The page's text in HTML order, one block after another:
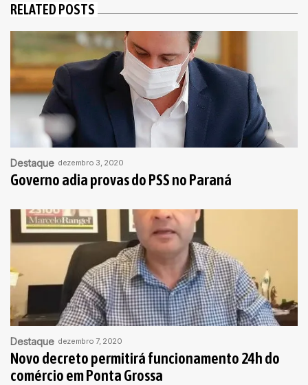
RELATED POSTS
Destaque dezembro 3, 2020
Governo adia provas do PSS no Paraná
Destaque dezembro 7, 2020
Novo decreto permitirá funcionamento 24h do
comércio em Ponta Grossa